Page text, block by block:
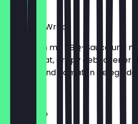
€7.45
American Wrap
bestrichen mit BBQ-Sauce und
Eisbergsalat, crispy gebackener
Zwiebeln und Tomaten belegt,
Tuna Wrap